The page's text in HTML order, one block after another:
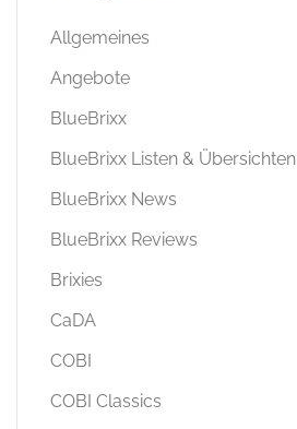
Allgemeines
Angebote
BlueBrixx
BlueBrixx Listen & Übersichten
BlueBrixx News
BlueBrixx Reviews
Brixies
CaDA
COBI
COBI Classics